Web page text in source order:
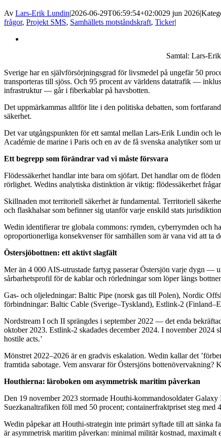
Av Lars-Erik Lundin|2026-06-29T06:59:54+02:0029 jun 2026|
frågor, Projekt SMS, Samhällets motståndskraft, Ticker|
Samtal: Lars-
Sverige har en självförsörjningsgrad för livsmedel på ungefär 50
transporteras till sjöss. Och 95 procent av världens datatrafik —
infrastruktur — går i fiberkablar på havsbotten.
Det uppmärkammas alltför lite i den politiska debatten, som
säkerhet.
Det var utgångspunkten för ett samtal mellan Lars-Erik Lundin och
Académie de marine i Paris och en av de få svenska analytiker som
Ett begrepp som förändrar vad vi måste försvara
Flödessäkerhet handlar inte bara om sjöfart. Det handlar om de
rörlighet. Wedins analytiska distinktion är viktig: flödessäkerhet
Skillnaden mot territoriell säkerhet är fundamental. Territoriell
och flaskhalsar som befinner sig utanför varje enskild stats
Wedin identifierar tre globala commons: rymden, cyberrymden och
oproportionerliga konsekvenser för samhällen som är vana vid att
Östersjöbottnen: ett aktivt slagfält
Mer än 4 000 AIS-utrustade fartyg passerar Östersjön varje dygn —
sårbarhetsprofil för de kablar och rörledningar som löper längs
Gas- och oljeledningar: Baltic Pipe (norsk gas till Polen), Nordic
förbindningar: Baltic Cable (Sverige–Tyskland), Estlink-2
Nordstream I och II sprängdes i september 2022 — det enda
oktober 2023. Estlink-2 skadades december 2024. I november
hostile acts.’
Mönstret 2022–2026 är en gradvis eskalation. Wedin kallar det
framtida sabotage. Vem ansvarar för Östersjöns
Houthierna: läroboken om asymmetrisk maritim påverkan
Den 19 november 2023 stormade Houthi-kommandosoldater
Suezkanaltrafiken föll med 50 procent; containerfraktpriset steg
Wedin påpekar att Houthi-strategin inte primärt syftade till att sänka
är asymmetrisk maritim påverkan: minimal militär kostnad, maximalt